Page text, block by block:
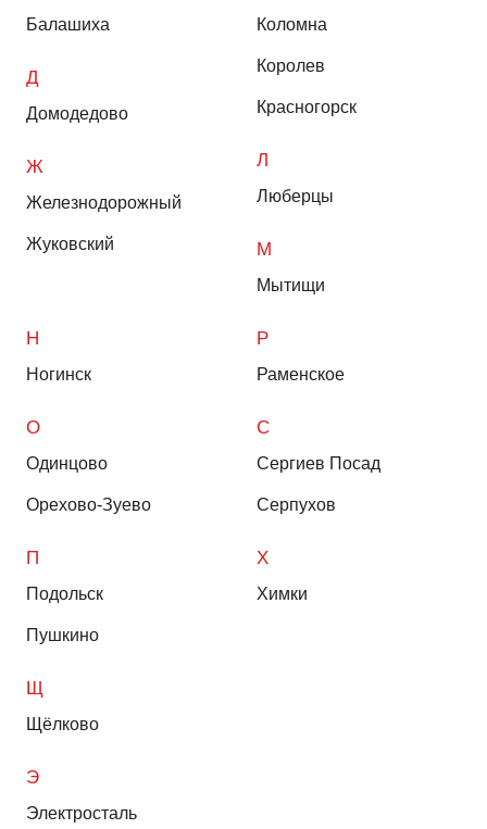
Балашиха
Д
Домодедово
Ж
Железнодорожный
Жуковский
Коломна
Королев
Красногорск
Л
Люберцы
М
Мытищи
Н
Ногинск
О
Одинцово
Орехово-Зуево
П
Подольск
Пушкино
Р
Раменское
С
Сергиев Посад
Серпухов
Х
Химки
Щ
Щёлково
Э
Электросталь